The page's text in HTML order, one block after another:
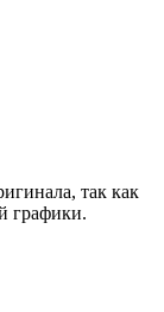
так как
графики.